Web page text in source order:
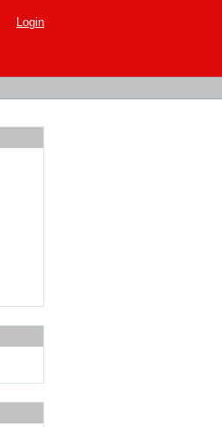
Login